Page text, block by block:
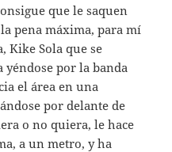
que le saquen
pena máxima, para mí
Kike Sola que se
por la banda
el área en una
por delante de
o no quiera, le hace
a un metro, y ha